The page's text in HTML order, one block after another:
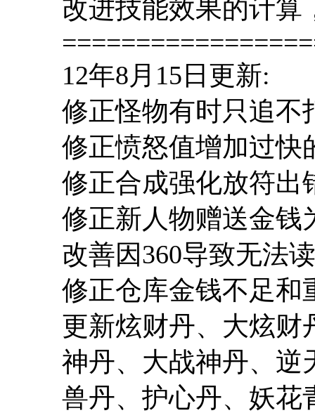
改进技能效果的计算
12年8月15日更新:
修正怪物有时只追不
修正愤怒值增加过快
修正合成强化放符出
修正新人物赠送金钱
改善因360导致无法
修正仓库金钱不足和
更新炫财丹、大炫财
神丹、大战神丹、逆
兽丹、护心丹、妖花